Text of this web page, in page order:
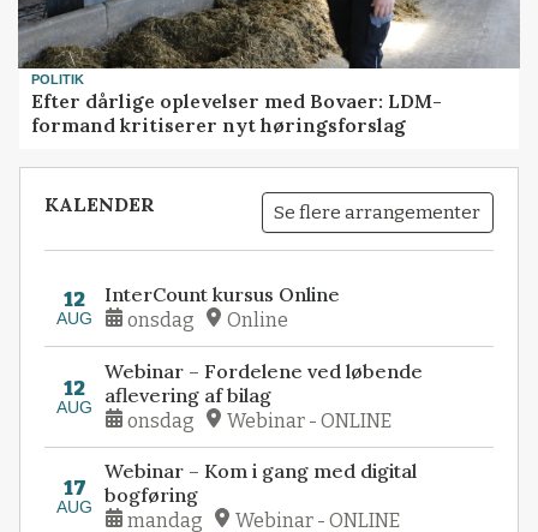
POLITIK
Efter dårlige oplevelser med Bovaer: LDM-
formand kritiserer nyt høringsforslag
KALENDER Se flere arrangementer
12
AUG
InterCount kursus Online
onsdag Online
12
AUG
Webinar – Fordelene ved løbende
aflevering af bilag
onsdag Webinar - ONLINE
17
AUG
Webinar – Kom i gang med digital
bogføring
mandag Webinar - ONLINE